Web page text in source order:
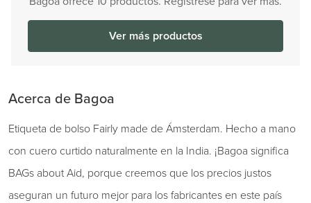
Ver más productos
Acerca de Bagoa
Etiqueta de bolso Fairly made de Ámsterdam. Hecho a mano
con cuero curtido naturalmente en la India. ¡Bagoa significa
BAGs about Aid, porque creemos que los precios justos
aseguran un futuro mejor para los fabricantes en este país